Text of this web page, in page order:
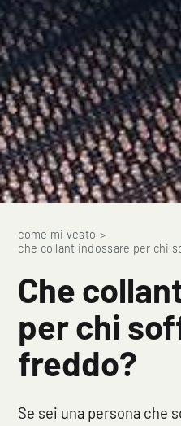
come mi vesto >
che collant indossare per chi
Che
per chi
freddo?
Se sei una persona che